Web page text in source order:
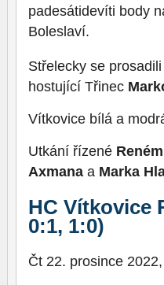
padesátidevíti body
Boleslaví.
Střelecky se
hostující Třinec
Vítkovice bílá a
Utkání řízené
Axmana a Marka
HC Vítkovice
0:1, 1:0)
Čt 22. prosince